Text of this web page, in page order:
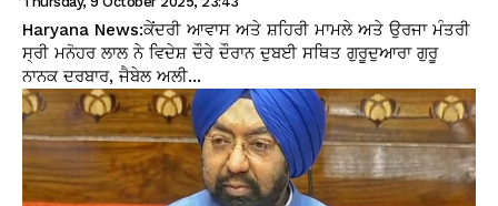
Haryana News:ਕੇਂਦਰੀ ਆਵਾਸ ਅਤੇ ਸ਼ਹਿਰੀ ਮਾਮਲੇ ਅਤੇ ਉਰਜਾ ਮੰਤਰੀ
ਸ੍ਰੀ ਮਨੋਹਰ ਲਾਲ ਨੇ ਵਿਦੇਸ਼ ਦੌਰੇ ਦੌਰਾਨ ਦੁਬਈ ਸਥਿਤ ਗੁਰੂਦੁਆਰਾ ਗੁਰੂ
ਨਾਨਕ ਦਰਬਾਰ, ਜੈਬੇਲ ਅਲੀ...